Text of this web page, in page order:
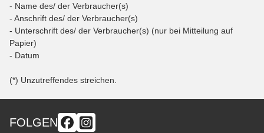
- Name des/ der Verbraucher(s)
- Anschrift des/ der Verbraucher(s)
- Unterschrift des/ der Verbraucher(s) (nur bei Mitteilung auf
Papier)
- Datum
(*) Unzutreffendes streichen.
FOLGEN